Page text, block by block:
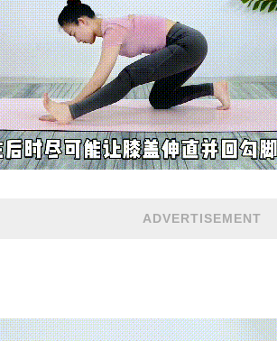
ADVERTISEMENT